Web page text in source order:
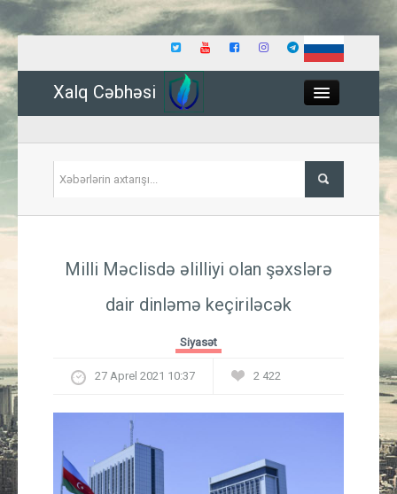
Xalq Cəbhəsi
İqtisadiyyat
Güney Azərbaycan
Mədəniyyət
Milli Məclisdə əlilliyi olan şəxslərə
dair dinləmə keçiriləcək
Siyasət
27 Aprel 2021 10:37 2 422